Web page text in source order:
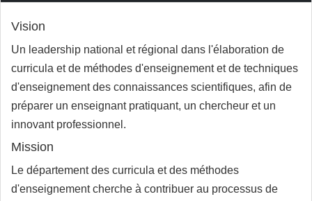
Vision
Un leadership national et régional dans l'élaboration de
curricula et de méthodes d'enseignement et de techniques
d'enseignement des connaissances scientifiques, afin de
préparer un enseignant pratiquant, un chercheur et un
innovant professionnel.
Mission
Le département des curricula et des méthodes
d'enseignement cherche à contribuer au processus de